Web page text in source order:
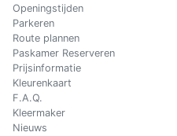
Openingstijden
Parkeren
Route plannen
Paskamer Reserveren
Prijsinformatie
Kleurenkaart
F.A.Q.
Kleermaker
Nieuws